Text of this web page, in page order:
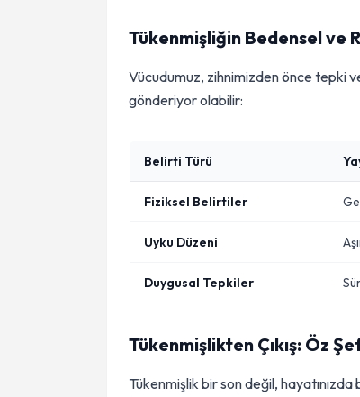
Tükenmişliğin Bedensel ve
Vücudumuz, zihnimizden önce tepki
gönderiyor olabilir:
Belirti Türü
Fiziksel Belirtiler
Uyku Düzeni
Duygusal Tepkiler
Tükenmişlikten Çıkış: Öz
Tükenmişlik bir son değil,